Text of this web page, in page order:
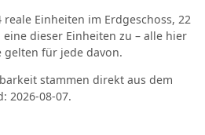
Einheiten im Erdgeschoss, 22
eine dieser Einheiten zu – alle hier
gelten für jede davon.
stammen direkt aus dem
2026-08-07.